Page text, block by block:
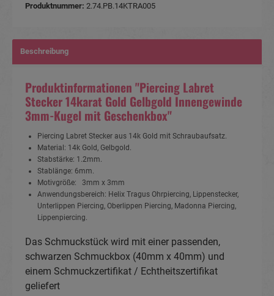
Produktnummer: 2.74.PB.14KTRA005
Beschreibung
Produktinformationen "Piercing Labret
Stecker 14karat Gold Gelbgold Innengewinde
3mm-Kugel mit Geschenkbox"
Piercing Labret Stecker aus 14k Gold mit Schraubaufsatz.
Material: 14k Gold, Gelbgold.
Stabstärke: 1.2mm.
Stablänge: 6mm.
Motivgröße: 3mm x 3mm
Anwendungsbereich: Helix Tragus Ohrpiercing, Lippenstecker,
Unterlippen Piercing, Oberlippen Piercing, Madonna Piercing,
Lippenpiercing.
Das Schmuckstück wird mit einer passenden,
schwarzen Schmuckbox (40mm x 40mm) und
einem Schmuckzertifikat / Echtheitszertifikat
geliefert